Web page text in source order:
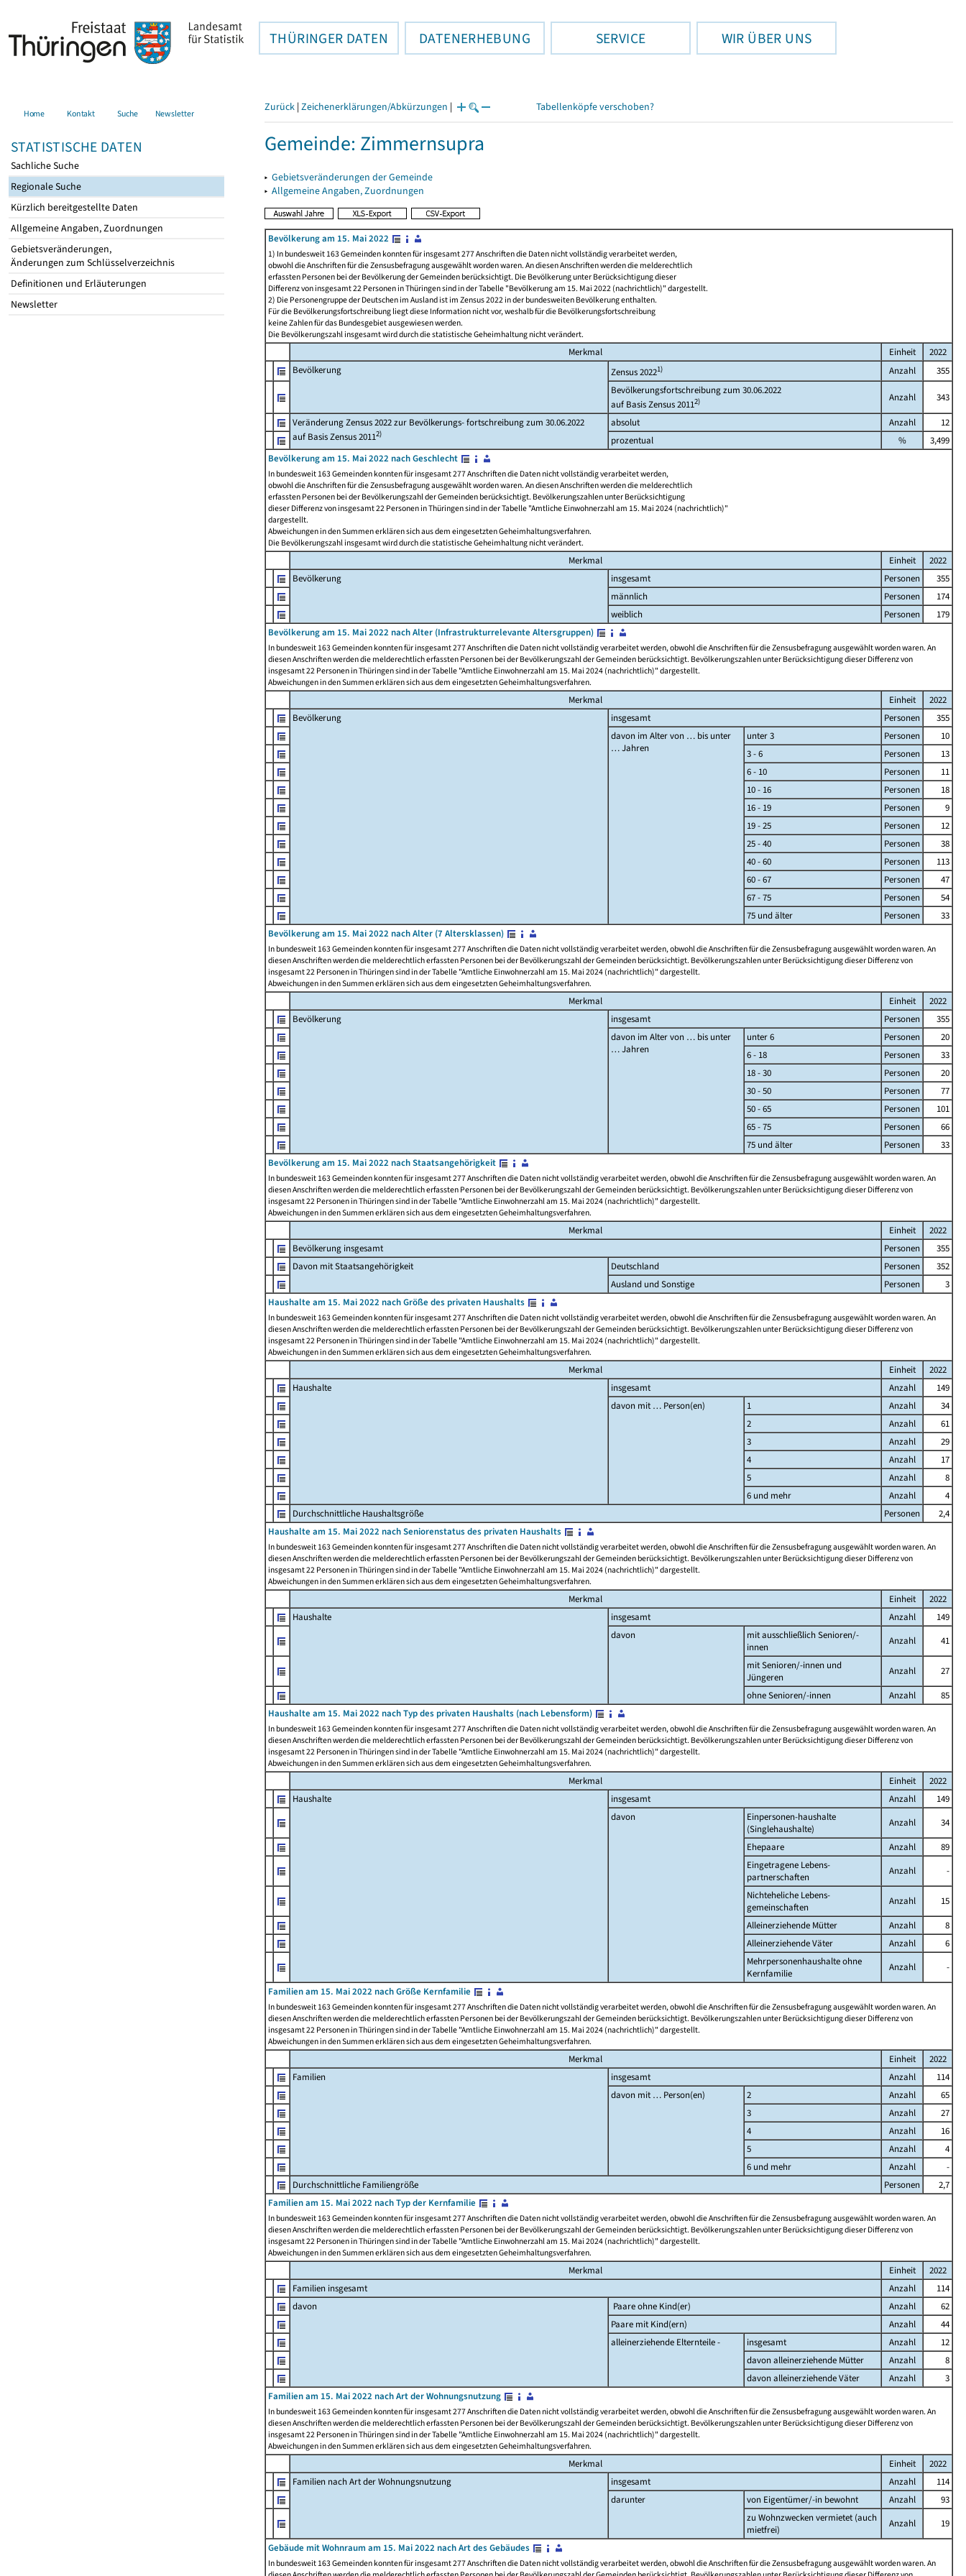
THÜRINGER DATEN DATENERHEBUNG SERVICE WIR ÜBER UNS
Home Kontakt Suche Newsletter
STATISTISCHE DATEN
Sachliche Suche
Regionale Suche
Kürzlich bereitgestellte Daten
Allgemeine Angaben, Zuordnungen
Gebietsveränderungen,
Änderungen zum Schlüsselverzeichnis
Definitionen und Erläuterungen
Newsletter
Zurück | Zeichenerklärungen/Abkürzungen | Tabellenköpfe verschoben?
Gemeinde: Zimmernsupra
▸ Gebietsveränderungen der Gemeinde
▸ Allgemeine Angaben, Zuordnungen
Bevölkerung am 15. Mai 2022
1) In bundesweit 163 Gemeinden konnten für insgesamt 277 Anschriften die Daten nicht vollständig verarbeitet werden,
obwohl die Anschriften für die Zensusbefragung ausgewählt worden waren. An diesen Anschriften werden die melderechtlich
erfassten Personen bei der Bevölkerung der Gemeinden berücksichtigt. Die Bevölkerung unter Berücksichtigung dieser
Differenz von insgesamt 22 Personen in Thüringen sind in der Tabelle "Bevölkerung am 15. Mai 2022 (nachrichtlich)" dargestellt.
2) Die Personengruppe der Deutschen im Ausland ist im Zensus 2022 in der bundesweiten Bevölkerung enthalten.
Für die Bevölkerungsfortschreibung liegt diese Information nicht vor, weshalb für die Bevölkerungsfortschreibung
keine Zahlen für das Bundesgebiet ausgewiesen werden.
Die Bevölkerungszahl insgesamt wird durch die statistische Geheimhaltung nicht verändert.
Merkmal Einheit
2022
Bevölkerung
Zensus 20221) Anzahl
355
Bevölkerungsfortschreibung zum 30.06.2022
auf Basis Zensus 20112) Anzahl 343
Veränderung Zensus 2022 zur Bevölkerungs- fortschreibung zum 30.06.2022
auf Basis Zensus 20112)
absolut Anzahl
12
prozentual
%
3,499
Bevölkerung am 15. Mai 2022 nach Geschlecht
In bundesweit 163 Gemeinden konnten für insgesamt 277 Anschriften die Daten nicht vollständig verarbeitet werden,
obwohl die Anschriften für die Zensusbefragung ausgewählt worden waren. An diesen Anschriften werden die melderechtlich
erfassten Personen bei der Bevölkerungszahl der Gemeinden berücksichtigt. Bevölkerungszahlen unter Berücksichtigung
dieser Differenz von insgesamt 22 Personen in Thüringen sind in der Tabelle "Amtliche Einwohnerzahl am 15. Mai 2024 (nachrichtlich)"
dargestellt.
Abweichungen in den Summen erklären sich aus dem eingesetzten Geheimhaltungsverfahren.
Die Bevölkerungszahl insgesamt wird durch die statistische Geheimhaltung nicht verändert.
Merkmal Einheit
2022
Bevölkerung
insgesamt Personen
355
männlich
Personen
174
weiblich
Personen
179
Bevölkerung am 15. Mai 2022 nach Alter (Infrastrukturrelevante Altersgruppen)
In bundesweit 163 Gemeinden konnten für insgesamt 277 Anschriften die Daten nicht vollständig verarbeitet werden, obwohl die Anschriften für die Zensusbefragung ausgewählt worden waren. An
diesen Anschriften werden die melderechtlich erfassten Personen bei der Bevölkerungszahl der Gemeinden berücksichtigt. Bevölkerungszahlen unter Berücksichtigung dieser Differenz von
insgesamt 22 Personen in Thüringen sind in der Tabelle "Amtliche Einwohnerzahl am 15. Mai 2024 (nachrichtlich)" dargestellt.
Abweichungen in den Summen erklären sich aus dem eingesetzten Geheimhaltungsverfahren.
Merkmal Einheit
2022
Bevölkerung
insgesamt Personen
355
davon im Alter von … bis unter
… Jahren
unter 3 Personen
10
3 - 6
Personen
13
6 - 10
Personen
11
10 - 16
Personen
18
16 - 19
Personen
9
19 - 25
Personen
12
25 - 40
Personen
38
40 - 60
Personen
113
60 - 67
Personen
47
67 - 75
Personen
54
75 und älter
Personen
33
Bevölkerung am 15. Mai 2022 nach Alter (7 Altersklassen)
In bundesweit 163 Gemeinden konnten für insgesamt 277 Anschriften die Daten nicht vollständig verarbeitet werden, obwohl die Anschriften für die Zensusbefragung ausgewählt worden waren. An
diesen Anschriften werden die melderechtlich erfassten Personen bei der Bevölkerungszahl der Gemeinden berücksichtigt. Bevölkerungszahlen unter Berücksichtigung dieser Differenz von
insgesamt 22 Personen in Thüringen sind in der Tabelle "Amtliche Einwohnerzahl am 15. Mai 2024 (nachrichtlich)" dargestellt.
Abweichungen in den Summen erklären sich aus dem eingesetzten Geheimhaltungsverfahren.
Merkmal Einheit
2022
Bevölkerung
insgesamt Personen
355
davon im Alter von … bis unter
… Jahren
unter 6 Personen
20
6 - 18
Personen
33
18 - 30
Personen
20
30 - 50
Personen
77
50 - 65
Personen
101
65 - 75
Personen
66
75 und älter
Personen
33
Bevölkerung am 15. Mai 2022 nach Staatsangehörigkeit
In bundesweit 163 Gemeinden konnten für insgesamt 277 Anschriften die Daten nicht vollständig verarbeitet werden, obwohl die Anschriften für die Zensusbefragung ausgewählt worden waren. An
diesen Anschriften werden die melderechtlich erfassten Personen bei der Bevölkerungszahl der Gemeinden berücksichtigt. Bevölkerungszahlen unter Berücksichtigung dieser Differenz von
insgesamt 22 Personen in Thüringen sind in der Tabelle "Amtliche Einwohnerzahl am 15. Mai 2024 (nachrichtlich)" dargestellt.
Abweichungen in den Summen erklären sich aus dem eingesetzten Geheimhaltungsverfahren.
Merkmal Einheit
2022
Bevölkerung insgesamt
Personen
355
Davon mit Staatsangehörigkeit
Deutschland Personen
352
Ausland und Sonstige
Personen
3
Haushalte am 15. Mai 2022 nach Größe des privaten Haushalts
In bundesweit 163 Gemeinden konnten für insgesamt 277 Anschriften die Daten nicht vollständig verarbeitet werden, obwohl die Anschriften für die Zensusbefragung ausgewählt worden waren. An
diesen Anschriften werden die melderechtlich erfassten Personen bei der Bevölkerungszahl der Gemeinden berücksichtigt. Bevölkerungszahlen unter Berücksichtigung dieser Differenz von
insgesamt 22 Personen in Thüringen sind in der Tabelle "Amtliche Einwohnerzahl am 15. Mai 2024 (nachrichtlich)" dargestellt.
Abweichungen in den Summen erklären sich aus dem eingesetzten Geheimhaltungsverfahren.
Merkmal Einheit
2022
Haushalte
insgesamt Anzahl
149
davon mit … Person(en)
1 Anzahl
34
2
Anzahl
61
3
Anzahl
29
4
Anzahl
17
5
Anzahl
8
6 und mehr
Anzahl
4
Durchschnittliche Haushaltsgröße
Personen
2,4
Haushalte am 15. Mai 2022 nach Seniorenstatus des privaten Haushalts
In bundesweit 163 Gemeinden konnten für insgesamt 277 Anschriften die Daten nicht vollständig verarbeitet werden, obwohl die Anschriften für die Zensusbefragung ausgewählt worden waren. An
diesen Anschriften werden die melderechtlich erfassten Personen bei der Bevölkerungszahl der Gemeinden berücksichtigt. Bevölkerungszahlen unter Berücksichtigung dieser Differenz von
insgesamt 22 Personen in Thüringen sind in der Tabelle "Amtliche Einwohnerzahl am 15. Mai 2024 (nachrichtlich)" dargestellt.
Abweichungen in den Summen erklären sich aus dem eingesetzten Geheimhaltungsverfahren.
Merkmal Einheit
2022
Haushalte
insgesamt Anzahl
149
davon
mit ausschließlich Senioren/-
innen
Anzahl
41
mit Senioren/-innen und
Jüngeren
Anzahl
27
ohne Senioren/-innen
Anzahl
85
Haushalte am 15. Mai 2022 nach Typ des privaten Haushalts (nach Lebensform)
In bundesweit 163 Gemeinden konnten für insgesamt 277 Anschriften die Daten nicht vollständig verarbeitet werden, obwohl die Anschriften für die Zensusbefragung ausgewählt worden waren. An
diesen Anschriften werden die melderechtlich erfassten Personen bei der Bevölkerungszahl der Gemeinden berücksichtigt. Bevölkerungszahlen unter Berücksichtigung dieser Differenz von
insgesamt 22 Personen in Thüringen sind in der Tabelle "Amtliche Einwohnerzahl am 15. Mai 2024 (nachrichtlich)" dargestellt.
Abweichungen in den Summen erklären sich aus dem eingesetzten Geheimhaltungsverfahren.
Merkmal Einheit
2022
Haushalte
insgesamt Anzahl
149
davon
Einpersonen-haushalte
(Singlehaushalte)
Anzahl
34
Ehepaare
Anzahl
89
Eingetragene Lebens-
partnerschaften
Anzahl
-
Nichteheliche Lebens-
gemeinschaften
Anzahl
15
Alleinerziehende Mütter
Anzahl
8
Alleinerziehende Väter
Anzahl
6
Mehrpersonenhaushalte ohne
Kernfamilie
Anzahl
-
Familien am 15. Mai 2022 nach Größe Kernfamilie
In bundesweit 163 Gemeinden konnten für insgesamt 277 Anschriften die Daten nicht vollständig verarbeitet werden, obwohl die Anschriften für die Zensusbefragung ausgewählt worden waren. An
diesen Anschriften werden die melderechtlich erfassten Personen bei der Bevölkerungszahl der Gemeinden berücksichtigt. Bevölkerungszahlen unter Berücksichtigung dieser Differenz von
insgesamt 22 Personen in Thüringen sind in der Tabelle "Amtliche Einwohnerzahl am 15. Mai 2024 (nachrichtlich)" dargestellt.
Abweichungen in den Summen erklären sich aus dem eingesetzten Geheimhaltungsverfahren.
Merkmal Einheit
2022
Familien
insgesamt Anzahl
114
davon mit … Person(en)
2 Anzahl
65
3
Anzahl
27
4
Anzahl
16
5
Anzahl
4
6 und mehr
Anzahl
-
Durchschnittliche Familiengröße
Personen
2,7
Familien am 15. Mai 2022 nach Typ der Kernfamilie
In bundesweit 163 Gemeinden konnten für insgesamt 277 Anschriften die Daten nicht vollständig verarbeitet werden, obwohl die Anschriften für die Zensusbefragung ausgewählt worden waren. An
diesen Anschriften werden die melderechtlich erfassten Personen bei der Bevölkerungszahl der Gemeinden berücksichtigt. Bevölkerungszahlen unter Berücksichtigung dieser Differenz von
insgesamt 22 Personen in Thüringen sind in der Tabelle "Amtliche Einwohnerzahl am 15. Mai 2024 (nachrichtlich)" dargestellt.
Abweichungen in den Summen erklären sich aus dem eingesetzten Geheimhaltungsverfahren.
Merkmal Einheit
2022
Familien insgesamt
Anzahl
114
davon
Paare ohne Kind(er) Anzahl
62
Paare mit Kind(ern)
Anzahl
44
alleinerziehende Elternteile -
insgesamt Anzahl
12
davon alleinerziehende Mütter
Anzahl
8
davon alleinerziehende Väter
Anzahl
3
Familien am 15. Mai 2022 nach Art der Wohnungsnutzung
In bundesweit 163 Gemeinden konnten für insgesamt 277 Anschriften die Daten nicht vollständig verarbeitet werden, obwohl die Anschriften für die Zensusbefragung ausgewählt worden waren. An
diesen Anschriften werden die melderechtlich erfassten Personen bei der Bevölkerungszahl der Gemeinden berücksichtigt. Bevölkerungszahlen unter Berücksichtigung dieser Differenz von
insgesamt 22 Personen in Thüringen sind in der Tabelle "Amtliche Einwohnerzahl am 15. Mai 2024 (nachrichtlich)" dargestellt.
Abweichungen in den Summen erklären sich aus dem eingesetzten Geheimhaltungsverfahren.
Merkmal Einheit
2022
Familien nach Art der Wohnungsnutzung
insgesamt Anzahl
114
darunter
von Eigentümer/-in bewohnt Anzahl
93
zu Wohnzwecken vermietet (auch
mietfrei)
Anzahl
19
Gebäude mit Wohnraum am 15. Mai 2022 nach Art des Gebäudes
In bundesweit 163 Gemeinden konnten für insgesamt 277 Anschriften die Daten nicht vollständig verarbeitet werden, obwohl die Anschriften für die Zensusbefragung ausgewählt worden waren. An